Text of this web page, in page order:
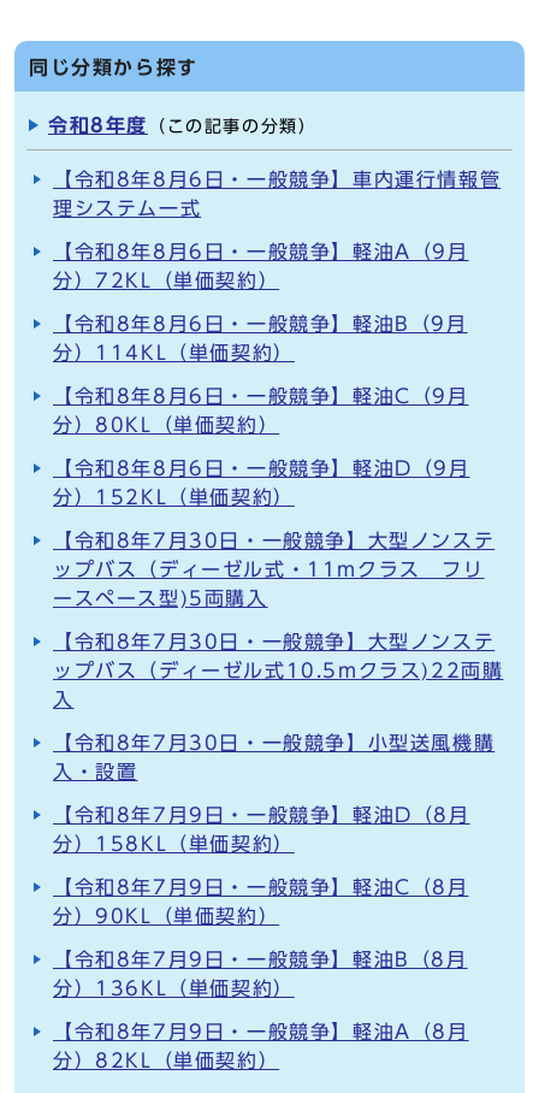
同じ分類から探す
令和8年度 （この記事の分類）
【令和8年8月6日・一般競争】車内運行情報管
理システム一式
【令和8年8月6日・一般競争】軽油A（9月
分）72KL（単価契約）
【令和8年8月6日・一般競争】軽油B（9月
分）114KL（単価契約）
【令和8年8月6日・一般競争】軽油C（9月
分）80KL（単価契約）
【令和8年8月6日・一般競争】軽油D（9月
分）152KL（単価契約）
【令和8年7月30日・一般競争】大型ノンステ
ップバス（ディーゼル式・11mクラス フリ
ースペース型)5両購入
【令和8年7月30日・一般競争】大型ノンステ
ップバス（ディーゼル式10.5mクラス)22両購
入
【令和8年7月30日・一般競争】小型送風機購
入・設置
【令和8年7月9日・一般競争】軽油D（8月
分）158KL（単価契約）
【令和8年7月9日・一般競争】軽油C（8月
分）90KL（単価契約）
【令和8年7月9日・一般競争】軽油B（8月
分）136KL（単価契約）
【令和8年7月9日・一般競争】軽油A（8月
分）82KL（単価契約）